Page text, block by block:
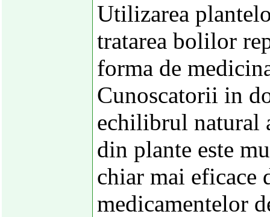
Utilizarea
tratarea bolilor
forma de
Cunoscatorii in
echilibrul
din plante este
chiar mai eficace
medicamentelor